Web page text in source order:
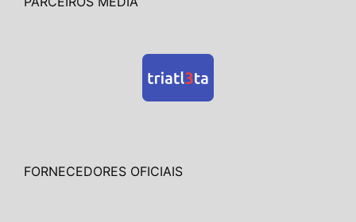
FORNECEDORES OFICIAIS